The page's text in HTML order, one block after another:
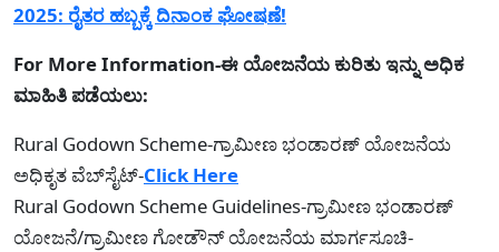
2025: ರೈತರ ಹಬ್ಬಕ್ಕೆ ದಿನಾಂಕ ಘೋಷಣೆ!
For More Information-ಈ ಯೋಜನೆಯ ಕುರಿತು ಇನ್ನು ಅಧಿಕ
ಮಾಹಿತಿ ಪಡೆಯಲು:
Rural Godown Scheme-ಗ್ರಾಮೀಣ ಭಂಡಾರಣ್ ಯೋಜನೆಯ
ಅಧಿಕೃತ ವೆಬ್‌ಸೈಟ್-Click Here
Rural Godown Scheme Guidelines-ಗ್ರಾಮೀಣ ಭಂಡಾರಣ್
ಯೋಜನೆ/ಗ್ರಾಮೀಣ ಗೋಡೌನ್ ಯೋಜನೆಯ ಮಾರ್ಗಸೂಚಿ-